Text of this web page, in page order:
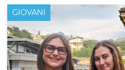
GIOVANI